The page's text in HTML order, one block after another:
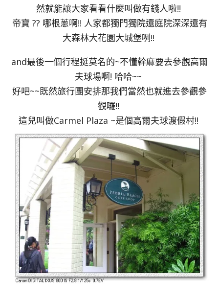
然就能讓大家看看什麼叫做有錢人啦!!
帝寶 ?? 哪根蔥啊!! 人家都獨門獨院還庭院深深還有
大森林大花園大城堡咧!!
and最後一個行程挺莫名的~不懂幹麻要去參觀高爾
夫球場啊! 哈哈~~
好吧~~既然旅行團安排那我們當然也就進去參觀參
觀囉!!
這兒叫做Carmel Plaza ~是個高爾夫球渡假村!!